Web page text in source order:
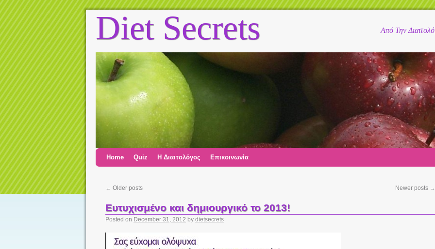
Diet Secrets
Από Την
Home Quiz Η Διαιτολόγος Επικοινωνία
← Older posts Newer posts →
Ευτυχισμένο και δημιουργικό το 2013!
Posted on December 31, 2012 by dietsecrets